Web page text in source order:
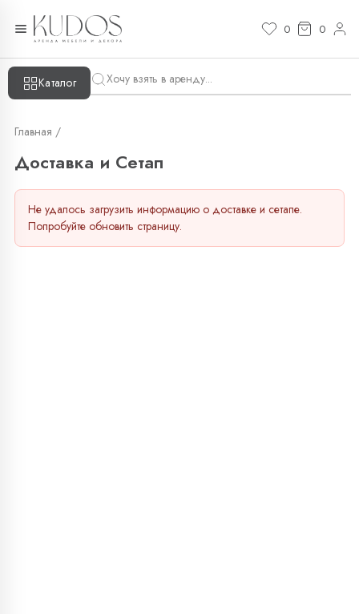
0 0
Каталог
Главная /
Доставка и Сетап
Не удалось загрузить информацию о доставке и сетапе.
Попробуйте обновить страницу.